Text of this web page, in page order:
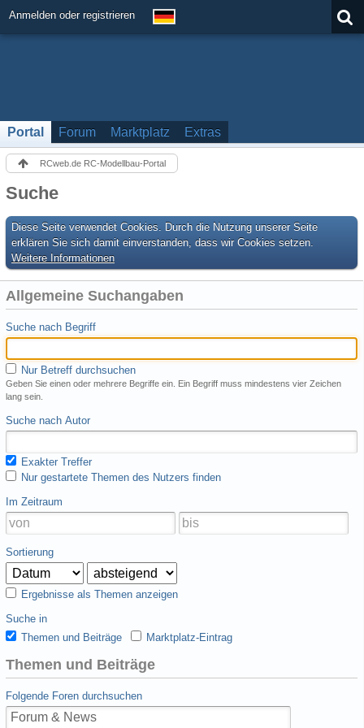
Anmelden oder registrieren
Portal Forum Marktplatz Extras
RCweb.de RC-Modellbau-Portal
Suche
Diese Seite verwendet Cookies. Durch die Nutzung unserer Seite
erklären Sie sich damit einverstanden, dass wir Cookies setzen.
Weitere Informationen
Allgemeine Suchangaben
Suche nach Begriff
Nur Betreff durchsuchen
Geben Sie einen oder mehrere Begriffe ein. Ein Begriff muss mindestens vier Zeichen
lang sein.
Suche nach Autor
Exakter Treffer
Nur gestartete Themen des Nutzers finden
Im Zeitraum
Sortierung
Ergebnisse als Themen anzeigen
Suche in
Themen und Beiträge
Marktplatz-Eintrag
Themen und Beiträge
Folgende Foren durchsuchen